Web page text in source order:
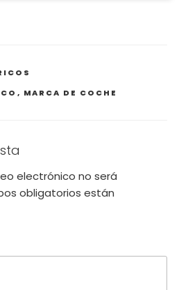
, MARCA DE COCHE
electrónico no será
obligatorios están